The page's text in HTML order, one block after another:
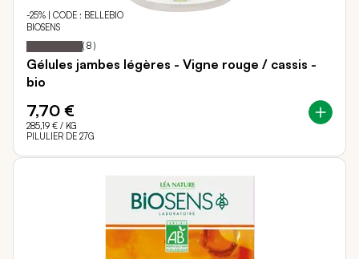
-25% | CODE : BELLEBIO
BIOSENS
Notation: 100%
( 8 )
Gélules jambes légères - Vigne rouge / cassis -
bio
7,70 €
285,19 € / KG
PILULIER DE 27G